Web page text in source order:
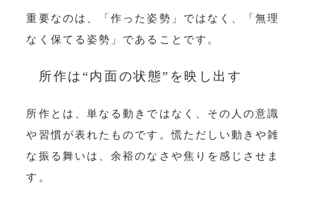
重要なのは、「作った姿勢」ではなく、「無理
なく保てる姿勢」であることです。
所作は“内面の状態”を映し出す
所作とは、単なる動きではなく、その人の意識
や習慣が表れたものです。慌ただしい動きや雑
な振る舞いは、余裕のなさや焦りを感じさせま
す。